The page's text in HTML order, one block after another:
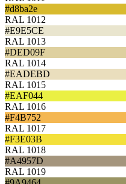
#d8ba2e
RAL 1012
#E9E5CE
RAL 1013
#DED09F
RAL 1014
#EADEBD
RAL 1015
#EAF044
RAL 1016
#F4B752
RAL 1017
#F3E03B
RAL 1018
#A4957D
RAL 1019